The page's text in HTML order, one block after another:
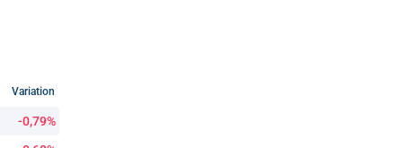
Variation
-0,79%